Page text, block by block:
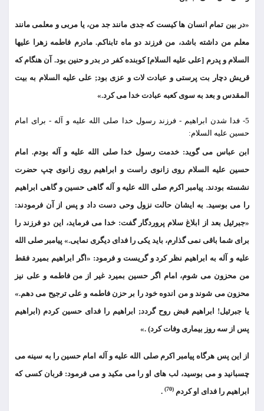
«در بین تمام انسان ها کیست که جدی مانند جد من، یا مربی و معلمی مانند
معلم من داشته باشد، من فرزند دو ماه تابناکم. مادرم فاطمه زهرا علیها
السلام و پدرم [علی علیه السلام] کوبنده کفر در بدر و حنین بود. آن هنگام که
قریش دچار بت پرستی و عبادت لات و عزی بود; علی علیه السلام به بیت
المقدس و بعد به سوی کعبه عبادت خدا می کرد.»
5- فدا شدن ابراهیم - فرزند رسول خدا صلی الله علیه و آله - برای امام
حسین علیه السلام:
ابن عباس می گوید: خدمت رسول خدا صلی الله علیه و آله بودم. امام
حسین علیه السلام روی زانوی راست و ابراهیم روی زانوی چپ حضرت
نشسته بودند. پیامبر اکرم صلی الله علیه و آله گاهی حسین و گاهی ابراهیم
را می بوسید. به ایشان حالت نزول وحی دست داد و پس از آن فرمودند:
«جبرئیل بعد از ابلاغ سلام پروردگار گفت: خدا می فرماید، این دو فرزند را
برای شما باقی نمی گذارم، باید یکی را فدای دیگری نمایی.» پیامبر صلی الله
علیه و آله به ابراهیم نظر کرد و گریست و فرمود: «اگر ابراهیم بمیرد فقط
من محزون می شوم، امام اگر حسین بمیرد غیر از من فاطمه و علی نیز
محزون می شوند و من اندوه خود را بر حزن فاطمه و علی ترجیح می دهم.»
یا جبرئیل! ابراهیم قبض روح گردد; ابراهیم را فدای حسین کردم (ابراهیم
پس از سه روز بیماری وفات کرد) .»
از این پس هرگاه پیامبر اکرم صلی الله علیه و آله امام حسین را به سینه می
چسبانید و می بوسید، لب های او را می مکید و می فرمود: قربان کسی که
ابراهیم را فدای او کردم (70)
.